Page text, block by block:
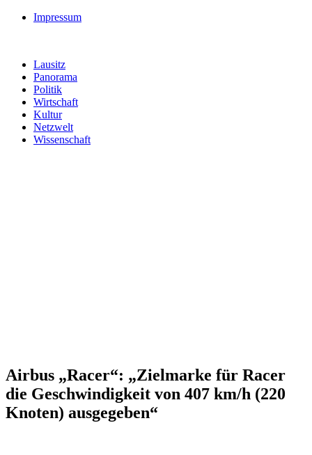
Impressum
Lausitz
Panorama
Politik
Wirtschaft
Kultur
Netzwelt
Wissenschaft
Airbus „Racer“: „Zielmarke für Racer
die Geschwindigkeit von 407 km/h (220
Knoten) ausgegeben“